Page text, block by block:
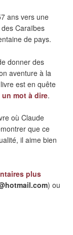
ans vers une
Caraïbes
de pays.
donner des
aventure à la
est en quête
un mot à dire.
où Claude
que ce
il aime bien
plus
) ou